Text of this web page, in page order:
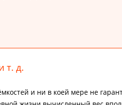
т. д.
и ни в коей мере не